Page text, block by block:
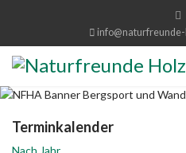
Terminkalender
Nach Jahr